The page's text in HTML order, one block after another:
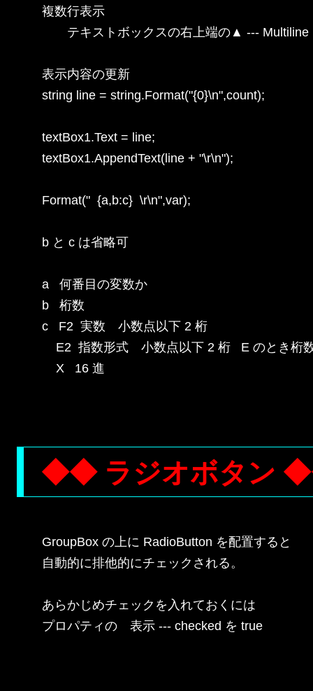
複数行表示
テキストボックスの右上端の▲ --- Multiline
表示内容の更新
string line = string.Format("{0}\n",count);
textBox1.Text = line;
textBox1.AppendText(line + "\r\n");
Format("  {a,b:c}  \r\n",var);
b と c は省略可
a   何番目の変数か
b   桁数
c   F2  実数　小数点以下 2 桁
E2  指数形式　小数点以下 2 桁   E のとき桁
    X   16 進
◆◆ ラジオボタン
GroupBox の上に RadioButton を配置すると
自動的に排他的にチェックされる。
あらかじめチェックを入れておくには
プロパティの　表示 --- checked を true